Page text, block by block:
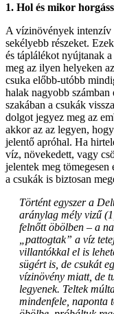
1. Hol és mikor
A vízinövények intenzív
sekélyebb részeket.
és táplálékot nyújtanak
meg az ilyen helyeken
csuka előbb-utóbb
halak nagyobb
szakában a csukák
dolgot jegyez meg az
akkor az az legyen,
jelentő apróhal. Ha
víz, növekedett, vagy
jelentek meg
a csukák is biztosan
Történt egyszer a
aránylag mély vizű
felnőtt öbölben – a
„pattogtak” a víz
villantókkal el is
sügért is, de csukát
vízinövény miatt, de
legyenek. Teltek
mindenfele, naponta